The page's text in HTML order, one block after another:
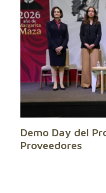
Demo Day del
Proveedores